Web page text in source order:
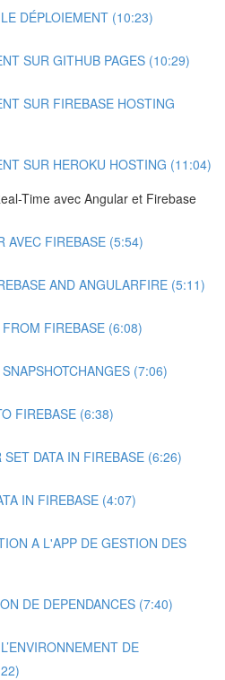
DÉPLOIEMENT (10:23)
SUR GITHUB PAGES (10:29)
SUR FIREBASE HOSTING
SUR HEROKU HOSTING (11:04)
Time avec Angular et Firebase
AVEC FIREBASE (5:54)
AND ANGULARFIRE (5:11)
FIREBASE (6:08)
(7:06)
FIREBASE (6:38)
SET DATA IN FIREBASE (6:26)
IN FIREBASE (4:07)
A L'APP DE GESTION DES
DE DEPENDANCES (7:40)
DE